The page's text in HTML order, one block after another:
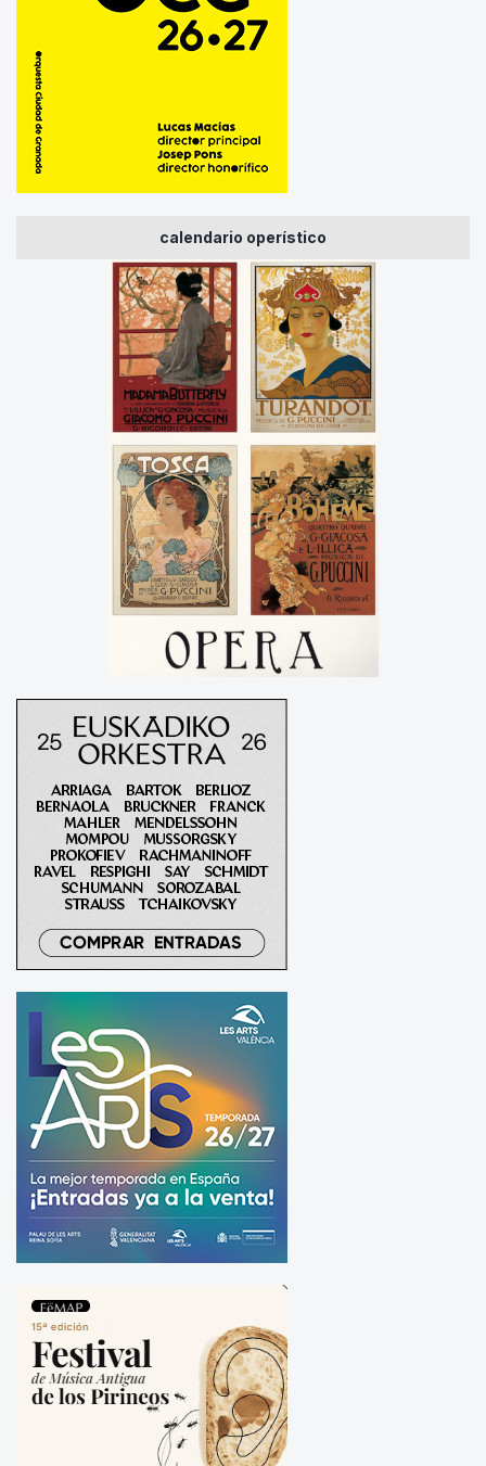
calendario operístico